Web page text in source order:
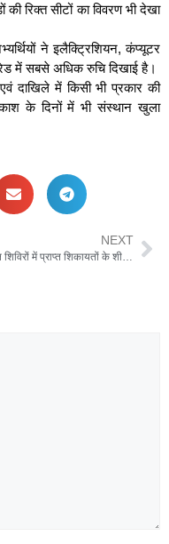
रिक्त सीटों का विवरण भी देखा
ने इलैक्ट्रिशियन, कंप्यूटर
में सबसे अधिक रुचि दिखाई है।
दाखिले में किसी भी प्रकार की
के दिनों में भी संस्थान खुला
NEXT
समाधान शिविरों में प्राप्त शिकायतों के शीघ्र निपटान को लेकर डीसी ने अधिकारियों के साथ की समीक्षा बैठक